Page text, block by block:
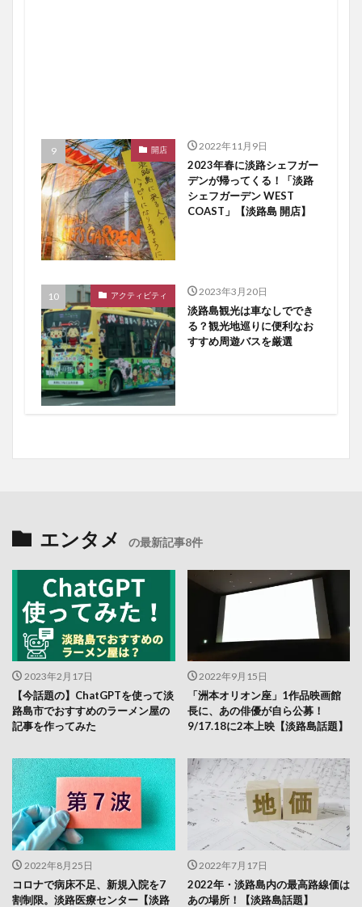
開店 2022年11月9日
2023年春に淡路シェフガー
デンが帰ってくる！「淡路
シェフガーデン WEST
COAST」【淡路島 開店】
アクティビティ 2023年3月20日
淡路島観光は車なしででき
る？観光地巡りに便利なお
すすめ周遊バスを厳選
エンタメ の最新記事8件
2023年2月17日
【今話題の】ChatGPTを使って淡
路島市でおすすめのラーメン屋の
記事を作ってみた
2022年9月15日
「洲本オリオン座」1作品映画館
長に、あの俳優が自ら公募！
9/17.18に2本上映【淡路島話題】
2022年8月25日
コロナで病床不足、新規入院を7
割制限。淡路医療センター【淡路
2022年7月17日
2022年・淡路島内の最高路線価は
あの場所！【淡路島話題】